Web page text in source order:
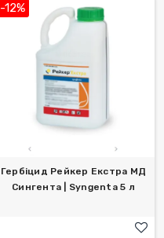
-12%
Гербіцид Рейкер Екстра МД
Сингента | Syngenta 5 л